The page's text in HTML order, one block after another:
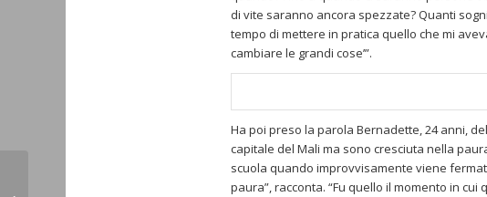
di vite saranno ancora spezzate? Quanti
tempo di mettere in pratica quello che mi
cambiare le grandi cose’”.
Ha poi preso la parola Bernadette, 24 anni,
capitale del Mali ma sono cresciuta nella
scuola quando improvvisamente viene
paura”, racconta. “Fu quello il momento in